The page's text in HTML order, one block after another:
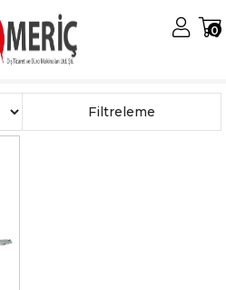
0
MP-C 2500 Blade
Filtreleme